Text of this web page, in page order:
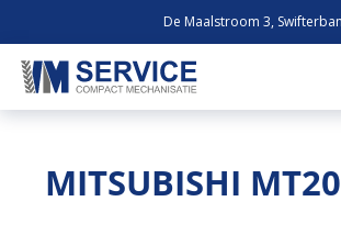
De Maalstroom 3,
MITSUBISHI